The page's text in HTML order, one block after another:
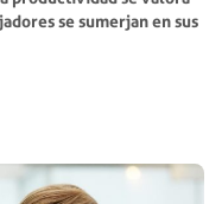
se sumerjan en sus